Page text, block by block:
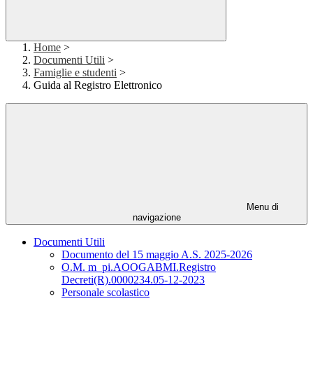
Home >
Documenti Utili >
Famiglie e studenti >
Guida al Registro Elettronico
Menu di
navigazione
Documenti Utili
Documento del 15 maggio A.S. 2025-2026
O.M. m_pi.AOOGABMI.Registro
Decreti(R).0000234.05-12-2023
Personale scolastico